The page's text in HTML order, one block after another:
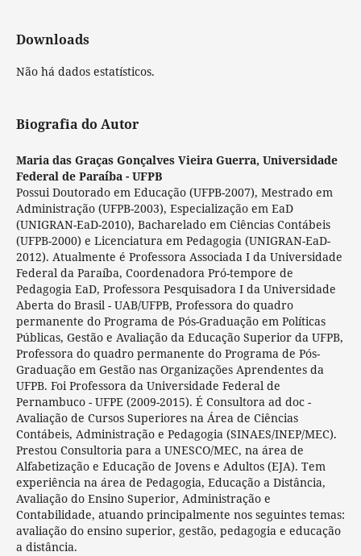
Downloads
Não há dados estatísticos.
Biografia do Autor
Maria das Graças Gonçalves Vieira Guerra, Universidade
Federal de Paraíba - UFPB
Possui Doutorado em Educação (UFPB-2007), Mestrado em
Administração (UFPB-2003), Especialização em EaD
(UNIGRAN-EaD-2010), Bacharelado em Ciências Contábeis
(UFPB-2000) e Licenciatura em Pedagogia (UNIGRAN-EaD-
2012). Atualmente é Professora Associada I da Universidade
Federal da Paraíba, Coordenadora Pró-tempore de
Pedagogia EaD, Professora Pesquisadora I da Universidade
Aberta do Brasil - UAB/UFPB, Professora do quadro
permanente do Programa de Pós-Graduação em Políticas
Públicas, Gestão e Avaliação da Educação Superior da UFPB,
Professora do quadro permanente do Programa de Pós-
Graduação em Gestão nas Organizações Aprendentes da
UFPB. Foi Professora da Universidade Federal de
Pernambuco - UFPE (2009-2015). É Consultora ad doc -
Avaliação de Cursos Superiores na Área de Ciências
Contábeis, Administração e Pedagogia (SINAES/INEP/MEC).
Prestou Consultoria para a UNESCO/MEC, na área de
Alfabetização e Educação de Jovens e Adultos (EJA). Tem
experiência na área de Pedagogia, Educação a Distância,
Avaliação do Ensino Superior, Administração e
Contabilidade, atuando principalmente nos seguintes temas:
avaliação do ensino superior, gestão, pedagogia e educação
a distância.